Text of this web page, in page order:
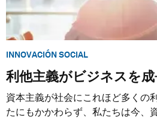
INNOVACIÓN SOCIAL
利他主義がビジネスを
資本主義が社会にこれほど多くの
たにもかかわらず、私たちは今、